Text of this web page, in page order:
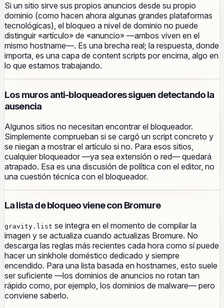
Si un sitio sirve sus propios anuncios desde su propio
dominio (como hacen ahora algunas grandes plataformas
tecnológicas), el bloqueo a nivel de dominio no puede
distinguir «artículo» de «anuncio» —ambos viven en el
mismo hostname—. Es una brecha real; la respuesta, donde
importa, es una capa de content scripts por encima, algo en
lo que estamos trabajando.
Los muros anti-bloqueadores siguen detectando la
ausencia
Algunos sitios no necesitan encontrar el bloqueador.
Simplemente comprueban si se cargó un script concreto y
se niegan a mostrar el artículo si no. Para esos sitios,
cualquier bloqueador —ya sea extensión o red— quedará
atrapado. Esa es una discusión de política con el editor, no
una cuestión técnica con el bloqueador.
La lista de bloqueo viene con Bromure
gravity.list se integra en el momento de compilar la
imagen y se actualiza cuando actualizas Bromure. No
descarga las reglas más recientes cada hora como sí puede
hacer un sinkhole doméstico dedicado y siempre
encendido. Para una lista basada en hostnames, esto suele
ser suficiente —los dominios de anuncios no rotan tan
rápido como, por ejemplo, los dominios de malware— pero
conviene saberlo.